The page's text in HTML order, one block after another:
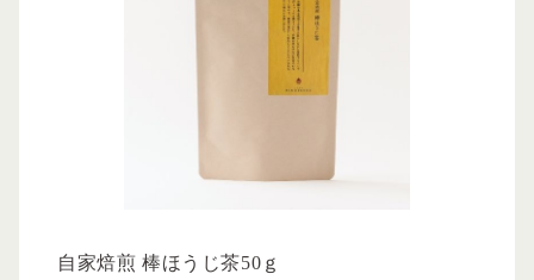
自家焙煎 棒ほうじ茶50ｇ